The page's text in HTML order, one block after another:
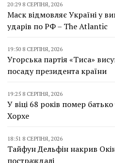
20:29 8 СЕРПНЯ, 2026
Маск відмовляє Україні у
ударів по РФ – The Atlantic
19:50 8 СЕРПНЯ, 2026
Угорська партія «Тиса»
посаду президента країни
19:25 8 СЕРПНЯ, 2026
У віці 68 років помер
Хорхе
18:51 8 СЕРПНЯ, 2026
Тайфун Дельфін накрив
постраждалі